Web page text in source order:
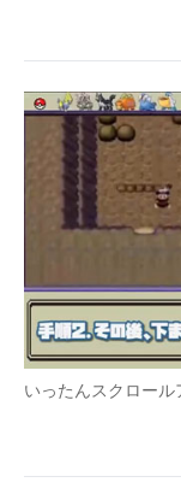
いったんスクロール